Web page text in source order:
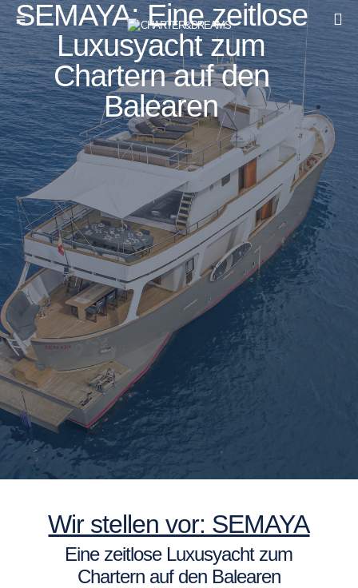
SEMAYA: Eine zeitlose
Luxusyacht zum
Chartern auf den
Balearen
Wir stellen vor: SEMAYA
Eine zeitlose Luxusyacht zum
Chartern auf den Balearen